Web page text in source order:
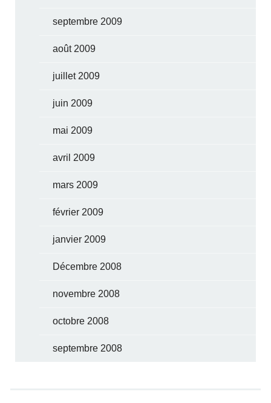
septembre 2009
août 2009
juillet 2009
juin 2009
mai 2009
avril 2009
mars 2009
février 2009
janvier 2009
Décembre 2008
novembre 2008
octobre 2008
septembre 2008